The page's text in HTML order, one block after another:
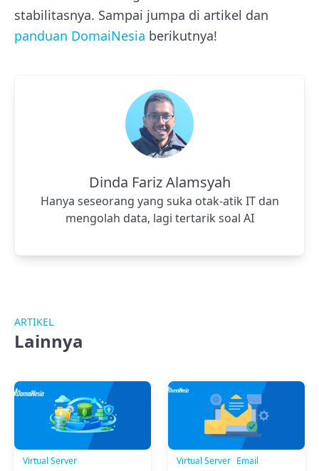
stabilitasnya. Sampai jumpa di artikel dan
panduan DomaiNesia berikutnya!
Dinda Fariz Alamsyah
Hanya seseorang yang suka otak-atik IT dan
mengolah data, lagi tertarik soal AI
ARTIKEL
Lainnya
Virtual Server Virtual Server Email